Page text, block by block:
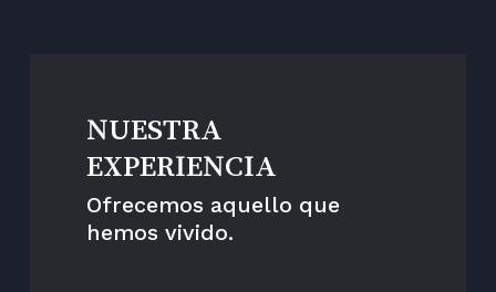
NUESTRA
EXPERIENCIA
Ofrecemos aquello que
hemos vivido.